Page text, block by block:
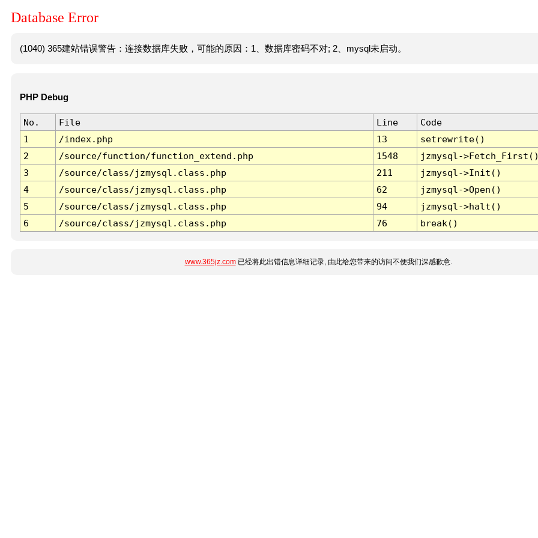
Database Error
(1040) 365建站错误警告：连接数据库失败，可能的原因：1、数据库密码不对; 2、mysql未启动。
PHP Debug
No. File Line
Code
1
/index.php 13
setrewrite()
2
/source/function/function_extend.php 1548
jzmysql-
3
/source/class/jzmysql.class.php 211
jzmysql->Init()
4
/source/class/jzmysql.class.php 62
jzmysql->Open()
5
/source/class/jzmysql.class.php 94
jzmysql->halt()
6
/source/class/jzmysql.class.php 76 break()
www.365jz.com已经将此出错信息详细记录, 由此给您带来的访问不便我们深感歉意.